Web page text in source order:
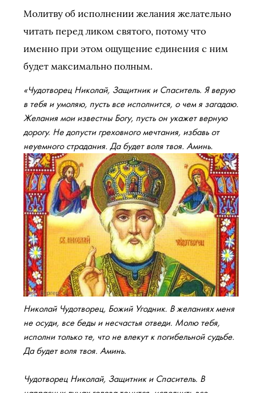
Молитву об исполнении желания желательно
читать перед ликом святого, потому что
именно при этом ощущение единения с ним
будет максимально полным.
«Чудотворец Николай, Защитник и Спаситель. Я верую
в тебя и умоляю, пусть все исполнится, о чем я загадаю.
Желания мои известны Богу, пусть он укажет верную
дорогу. Не допусти греховного мечтания, избавь от
неуемного страдания. Да будет воля твоя. Аминь.
Николай Чудотворец, Божий Угодник. В желаниях меня
не осуди, все беды и несчастья отведи. Молю тебя,
исполни только те, что не влекут к погибельной судьбе.
Да будет воля твоя. Аминь.
Чудотворец Николай, Защитник и Спаситель. В